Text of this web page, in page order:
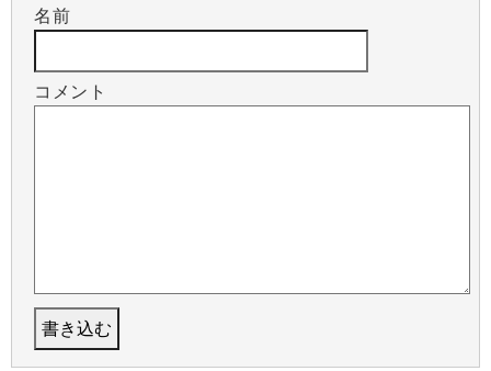
名前
コメント